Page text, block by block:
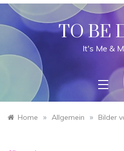
Skip
content
TO BE
It's Me &
Home » Allgemein » Bilder